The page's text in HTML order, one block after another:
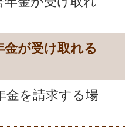
金が受け取れる
金を請求する場